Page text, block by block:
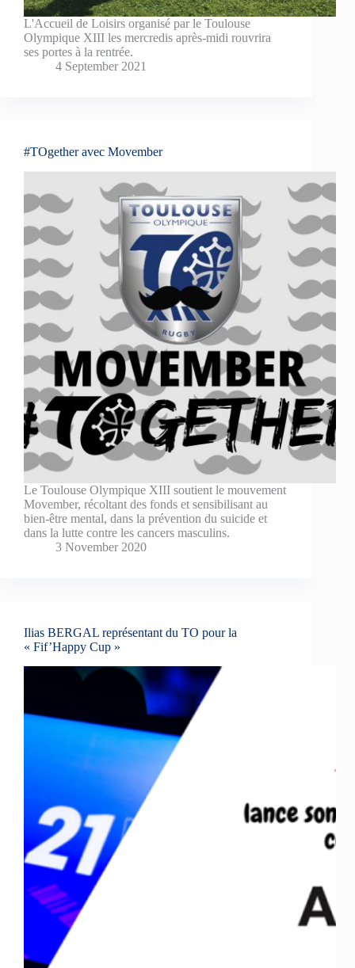
L'Accueil de Loisirs organisé par le Toulouse
Olympique XIII les mercredis après-midi rouvrira
ses portes à la rentrée.
4 September 2021
#TOgether avec Movember
Le Toulouse Olympique XIII soutient le mouvement
Movember, récoltant des fonds et sensibilisant au
bien-être mental, dans la prévention du suicide et
dans la lutte contre les cancers masculins.
3 November 2020
Ilias BERGAL représentant du TO pour la
« Fif’Happy Cup »